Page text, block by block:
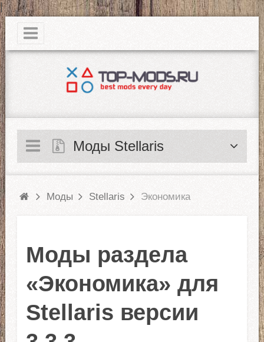
|
Моды Stellaris
Моды Stellaris Экономика
Моды раздела
«Экономика» для
Stellaris версии